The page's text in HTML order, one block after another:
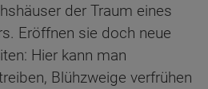
der Traum eines
Eröffnen sie doch neue
Hier kann man
Blühzweige verfrühen